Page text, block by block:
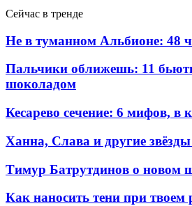
Сейчас в тренде
Не в туманном Альбионе: 48
Пальчики оближешь: 11
шоколадом
Кесарево сечение: 6 мифов, в
Ханна, Слава и другие
Тимур Батрутдинов о новом
Как наносить тени при твоем